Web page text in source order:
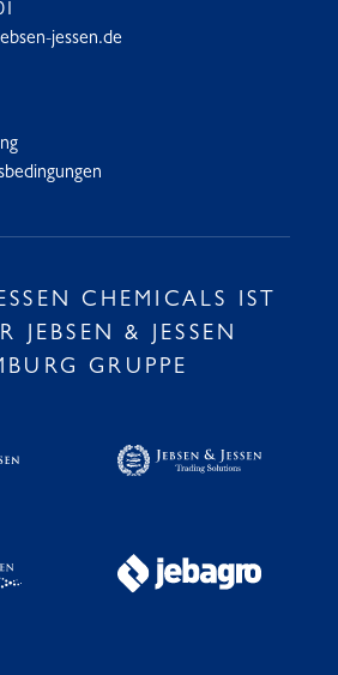
jessen.de
CHEMICALS IST
JEBSEN & JESSEN
GRUPPE